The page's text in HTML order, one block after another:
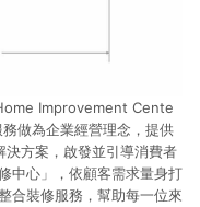
Improvement Cente
做為企業經營理念，提供
決方案，啟發並引導消費者
中心」，依顧客需求量身打
合裝修服務，幫助每一位來